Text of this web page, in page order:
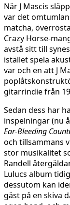
När J Mascis
var det
matcha,
Crazy Horse-
avstå sitt till
istället spela
var och en att J
gitarrindie från
Sedan dess har
inspelningar (nu
Ear-Bleeding
och tillsammans
stor musikalitet
Randell
Lulucs album
dessutom kan
gäst på en skiva